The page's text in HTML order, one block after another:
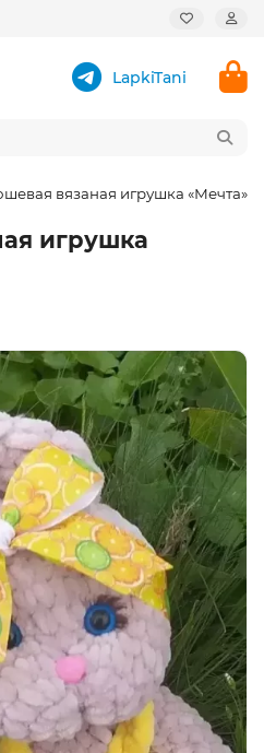
LapkiTani
вязаная игрушка «Мечта»
игрушка